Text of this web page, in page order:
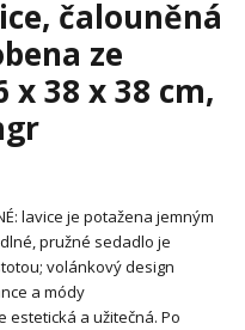
čalouněná
ze
x 38 x 38 cm,
lavice je potažena jemným
pružné sedadlo je
volánkový design
a módy
estetická a užitečná. Po